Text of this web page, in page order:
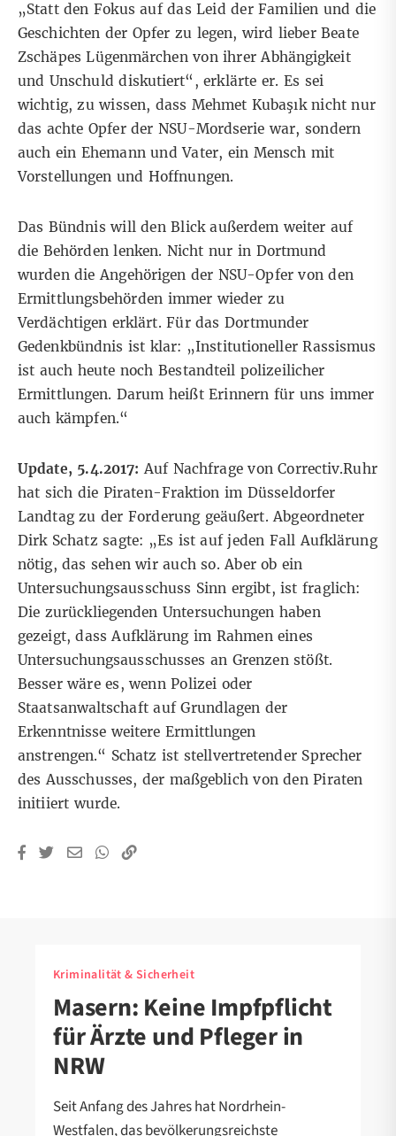
„Statt den Fokus auf das Leid der Familien und die
Geschichten der Opfer zu legen, wird lieber Beate
Zschäpes Lügenmärchen von ihrer Abhängigkeit
und Unschuld diskutiert“, erklärte er. Es sei
wichtig, zu wissen, dass Mehmet Kubaşık nicht nur
das achte Opfer der NSU-Mordserie war, sondern
auch ein Ehemann und Vater, ein Mensch mit
Vorstellungen und Hoffnungen.
Das Bündnis will den Blick außerdem weiter auf
die Behörden lenken. Nicht nur in Dortmund
wurden die Angehörigen der NSU-Opfer von den
Ermittlungsbehörden immer wieder zu
Verdächtigen erklärt. Für das Dortmunder
Gedenkbündnis ist klar: „Institutioneller Rassismus
ist auch heute noch Bestandteil polizeilicher
Ermittlungen. Darum heißt Erinnern für uns immer
auch kämpfen.“
Update, 5.4.2017:Auf Nachfrage von Correctiv.Ruhr
hat sich die Piraten-Fraktion im Düsseldorfer
Landtag zu der Forderung geäußert. Abgeordneter
Dirk Schatz sagte: „Es ist auf jeden Fall Aufklärung
nötig, das sehen wir auch so. Aber ob ein
Untersuchungsausschuss Sinn ergibt, ist fraglich:
Die zurückliegenden Untersuchungen haben
gezeigt, dass Aufklärung im Rahmen eines
Untersuchungsausschusses an Grenzen stößt.
Besser wäre es, wenn Polizei oder
Staatsanwaltschaft auf Grundlagen der
Erkenntnisse weitere Ermittlungen
anstrengen.“ Schatz ist stellvertretender Sprecher
des Ausschusses, der maßgeblich von den Piraten
initiiert wurde.
Kriminalität & Sicherheit
Masern: Keine Impfpflicht
für Ärzte und Pfleger in
NRW
Seit Anfang des Jahres hat Nordrhein-
Westfalen, das bevölkerungsreichste